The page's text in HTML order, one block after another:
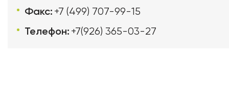
Факс: +7 (499) 707-99-15
Телефон: +7(926) 365-03-27